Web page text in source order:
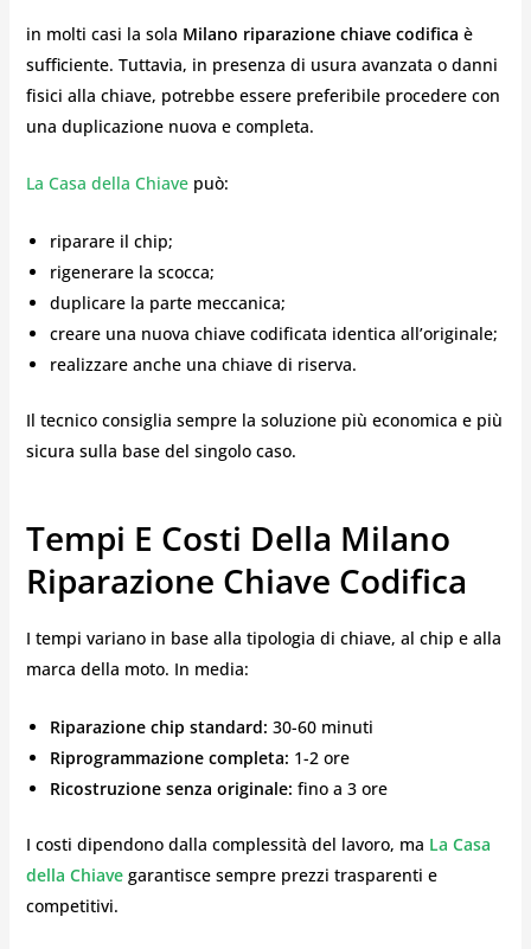
in molti casi la sola Milano riparazione chiave codifica è
sufficiente. Tuttavia, in presenza di usura avanzata o danni
fisici alla chiave, potrebbe essere preferibile procedere con
una duplicazione nuova e completa.
La Casa della Chiave può:
riparare il chip;
rigenerare la scocca;
duplicare la parte meccanica;
creare una nuova chiave codificata identica all’originale;
realizzare anche una chiave di riserva.
Il tecnico consiglia sempre la soluzione più economica e più
sicura sulla base del singolo caso.
Tempi E Costi Della Milano
Riparazione Chiave Codifica
I tempi variano in base alla tipologia di chiave, al chip e alla
marca della moto. In media:
Riparazione chip standard: 30-60 minuti
Riprogrammazione completa: 1-2 ore
Ricostruzione senza originale: fino a 3 ore
I costi dipendono dalla complessità del lavoro, ma La Casa
della Chiave garantisce sempre prezzi trasparenti e
competitivi.